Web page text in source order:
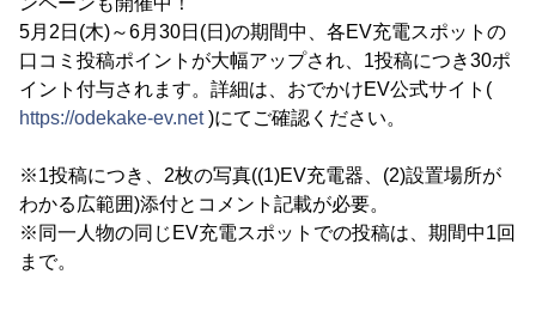
5月2日(木)～6月30日(日)の期間中、各EV充電スポットの
口コミ投稿ポイントが大幅アップされ、1投稿につき30ポ
イント付与されます。詳細は、おでかけEV公式サイト(
https://odekake-ev.net)にてご確認ください。
※1投稿につき、2枚の写真((1)EV充電器、(2)設置場所が
わかる広範囲)添付とコメント記載が必要。
※同一人物の同じEV充電スポットでの投稿は、期間中1回
まで。